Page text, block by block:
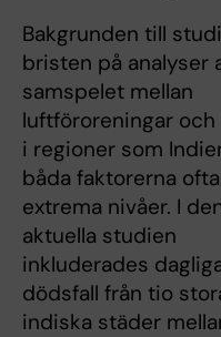
Bakgrunden till
bristen på analyser
samspelet mellan
luftföroreningar och
i regioner som
båda faktorerna
extrema nivåer. I
aktuella studien
inkluderades
dödsfall från tio
indiska städer